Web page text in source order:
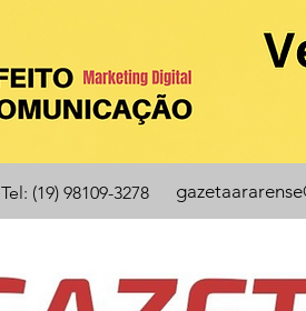
Tel: (19) 98109-3278